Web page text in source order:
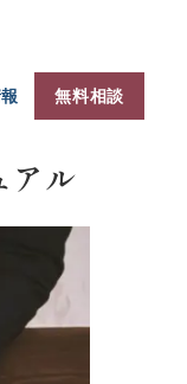
無料相談
アル